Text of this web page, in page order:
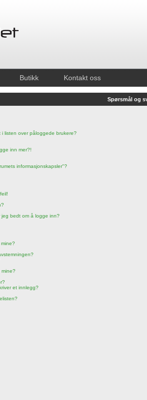
Butikk Kontakt oss
Spørsmål og
listen over påloggede brukere?
inn mer?!
informasjonskapsler"?
jeg bedt om å logge inn?
et innlegg?